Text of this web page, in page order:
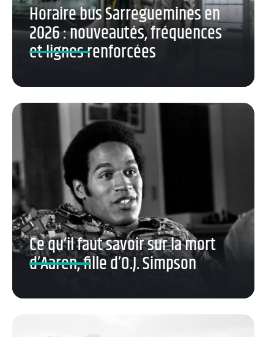
Horaire bus Sarreguemines en
2026 : nouveautés, fréquences
et lignes renforcées
Ce qu’il faut savoir sur la mort
d’Aaren, fille d’O.J. Simpson